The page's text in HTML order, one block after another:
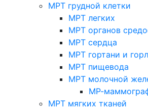
МРТ грудной клетки
МРТ легких
МРТ органов
МРТ сердца
МРТ гортани и
МРТ пищевода
МРТ молочной
МР-
МРТ мягких тканей